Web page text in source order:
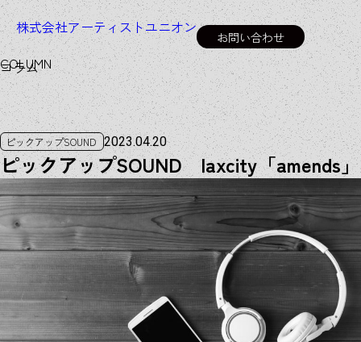
株式会社アーティストユニオン
お問い合わせ
コラム
COLUMN
ピックアップSOUND 2023.04.20
ピックアップSOUND laxcity「amends」